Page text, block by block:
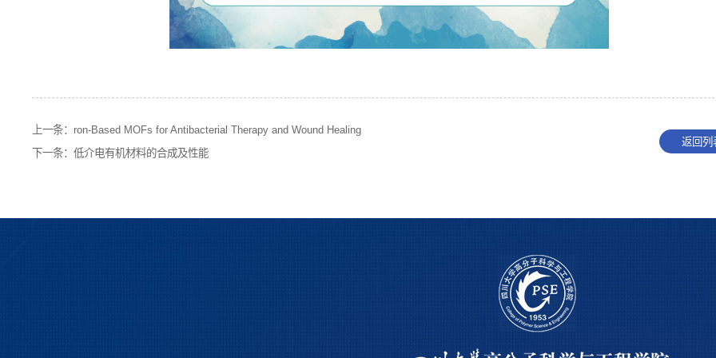
上一条： ron-Based MOFs for Antibacterial Therapy and Wound Healing
下一条：低介电有机材料的合成及性能
返回列